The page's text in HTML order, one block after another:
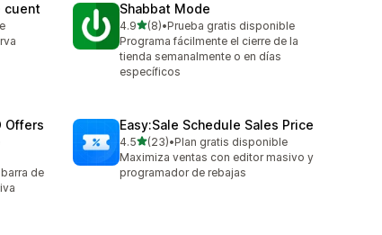
cuent Shabbat Mode
4.9de 5 estrellas
(8)
8 reseñas en total
•Prueba gratis disponible
Programa fácilmente el cierre de la
tienda semanalmente o en días
específicos
Offers
de
Easy:Sale Schedule Sales Price
4.5de 5 estrellas
(23)
23 reseñas en total
•Plan gratis disponible
Maximiza ventas con editor masivo y
programador de rebajas